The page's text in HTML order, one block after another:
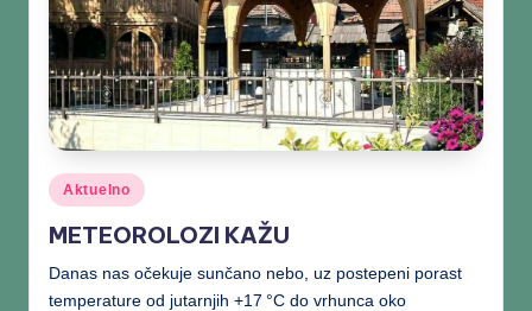
Aktuelno
METEOROLOZI KAŽU
Danas nas očekuje sunčano nebo, uz postepeni porast
temperature od jutarnjih +17 °C do vrhunca oko